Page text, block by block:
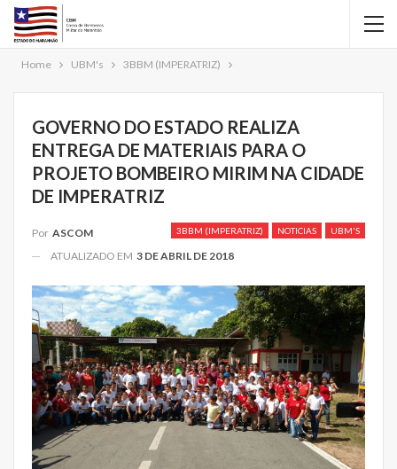
Home UBM's 3BBM (IMPERATRIZ)
GOVERNO DO ESTADO REALIZA
ENTREGA DE MATERIAIS PARA O
PROJETO BOMBEIRO MIRIM NA CIDADE
DE IMPERATRIZ
3BBM (IMPERATRIZ) NOTICIAS UBM'S
Por ASCOM
ATUALIZADO EM 3 DE ABRIL DE 2018